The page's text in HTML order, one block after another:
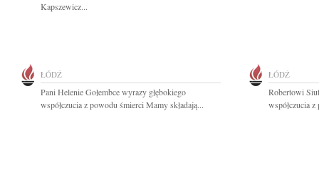
Kapszewicz...
ŁÓDŹ
Pani Helenie Gołembce wyrazy głębokiego
współczucia z powodu śmierci Mamy składają...
ŁÓDŹ
Robertowi
współczucia